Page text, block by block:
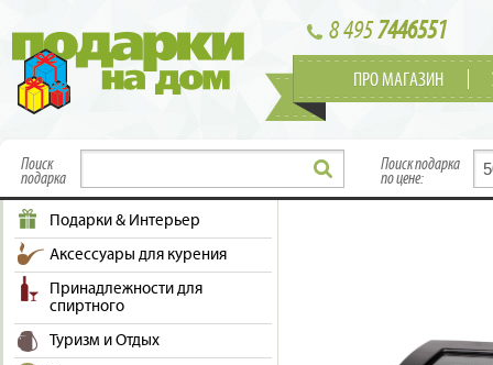
8 4957446551
ПРО МАГАЗИН
Поиск
подарка
Поиск подарка
по цене:
Подарки & Интерьер
Аксессуары для курения
Принадлежности для
спиртного
Туризм и Отдых